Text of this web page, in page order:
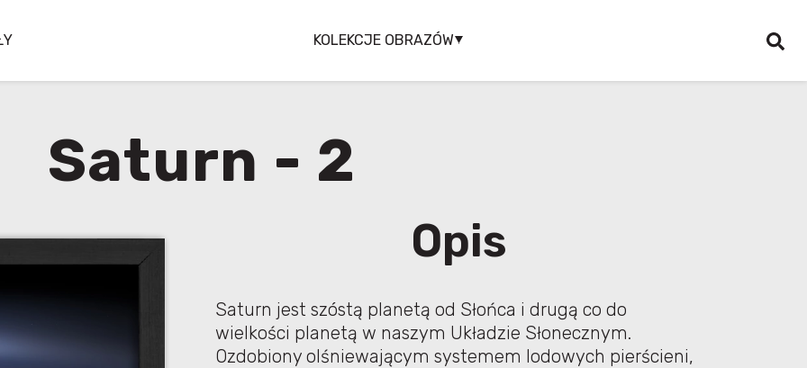
KOLEKCJE OBRAZÓW
Saturn - 2
Opis
Saturn jest szóstą planetą od Słońca i drugą co do
wielkości planetą w naszym Układzie Słonecznym.
Ozdobiony olśniewającym systemem lodowych pierścieni,